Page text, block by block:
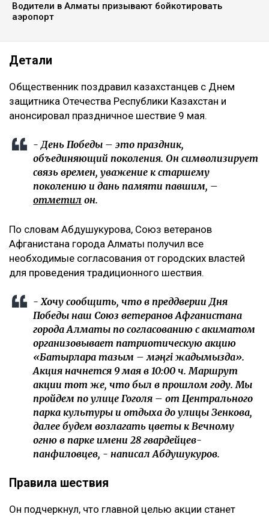
Водители в Алматы призывают бойкотировать
аэропорт
Детали
Общественник поздравил казахстанцев с Днем
защитника Отечества Республики Казахстан и
анонсировал праздничное шествие 9 мая.
- День Победы – это праздник,
объединяющий поколения. Он символизирует
связь времен, уважение к старшему
поколению и дань памяти павшим, –
отметил он.
По словам Абдушукурова, Союз ветеранов
Афганистана города Алматы получил все
необходимые согласования от городских властей
для проведения традиционного шествия.
- Хочу сообщить, что в преддверии Дня
Победы наш Союз ветеранов Афганистана
города Алматы по согласованию с акиматом
организовывает патриотическую акцию
«Батырларға тағзым – мәңгі жадымызда».
Акция начнется 9 мая в 10:00 ч. Маршрут
акции тот же, что был в прошлом году. Мы
пройдем по улице Гоголя – от Центрального
парка культуры и отдыха до улицы Зенкова,
далее будем возлагать цветы к Вечному
огню в парке имени 28 гвардейцев-
панфиловцев, - написал Абдушукуров.
Правила шествия
Он подчеркнул, что главной целью акции станет